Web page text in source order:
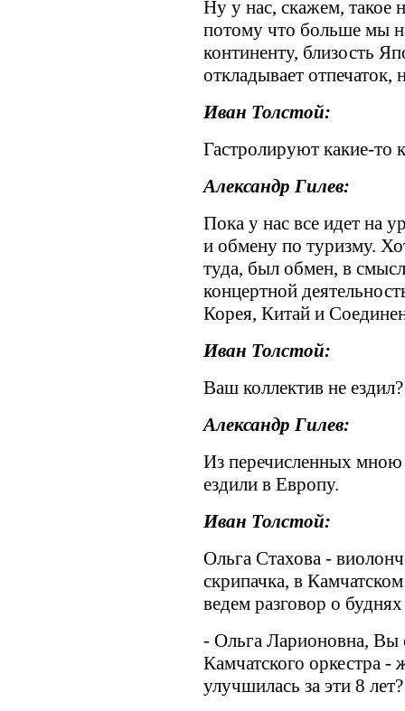
Ну у нас, скажем, такое
потому что больше мы
континенту, близость
откладывает отпечаток,
Иван Толстой:
Гастролируют какие-то
Александр Гилев:
Пока у нас все идет на
и обмену по туризму.
туда, был обмен, в
концертной
Корея, Китай и
Иван Толстой:
Ваш коллектив не ездил?
Александр Гилев:
Из перечисленных
ездили в Европу.
Иван Толстой:
Ольга Стахова -
скрипачка, в
ведем разговор о
- Ольга Ларионовна, Вы
Камчатского оркестра
улучшилась за эти 8 лет?